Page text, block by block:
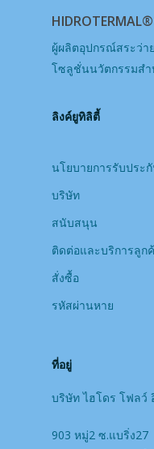
HIDROTERMAL®
ผู้ผลิตอุปกรณ์สระว่า
โซลูชั่นนวัตกรรมส
ลิงค์ยูทิลิตี้
นโยบายการรับประ
บริษัท
สนับสนุน
ติดต่อและบริการลูก
สั่งซื้อ
รหัสผ่านหาย
ที่อยู่
บริษัท ไฮโดร โฟลว์
903 หมู่2 ซ.แบริ่ง27